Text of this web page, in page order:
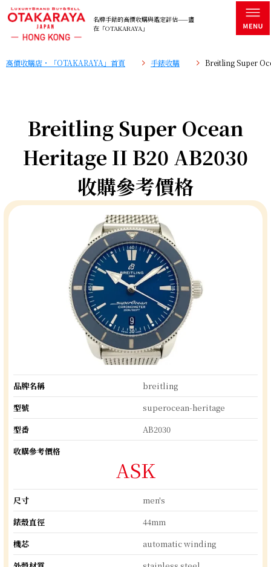
名牌手錶的高價收購與鑑定評估——盡
在「OTAKARAYA」
高價收購店・「OTAKARAYA」首頁 手錶收購 Breitling Super
Breitling Super Ocean
Heritage II B20 AB2030
收購參考價格
品牌名稱
breitling
型號
superocean-heritage
型番
AB2030
收購參考價格
ASK
尺寸
men's
錶殼直徑
44mm
機芯
automatic winding